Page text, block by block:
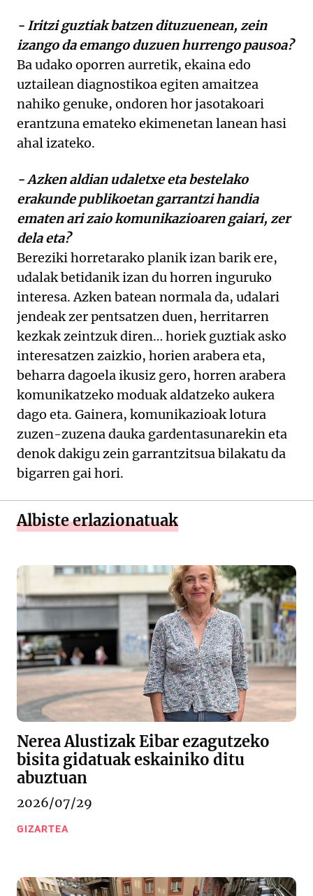
- Iritzi guztiak batzen dituzuenean, zein
izango da emango duzuen hurrengo pausoa?
Ba udako oporren aurretik, ekaina edo
uztailean diagnostikoa egiten amaitzea
nahiko genuke, ondoren hor jasotakoari
erantzuna emateko ekimenetan lanean hasi
ahal izateko.
- Azken aldian udaletxe eta bestelako
erakunde publikoetan garrantzi handia
ematen ari zaio komunikazioaren gaiari, zer
dela eta?
Bereziki horretarako planik izan barik ere,
udalak betidanik izan du horren inguruko
interesa. Azken batean normala da, udalari
jendeak zer pentsatzen duen, herritarren
kezkak zeintzuk diren… horiek guztiak asko
interesatzen zaizkio, horien arabera eta,
beharra dagoela ikusiz gero, horren arabera
komunikatzeko moduak aldatzeko aukera
dago eta. Gainera, komunikazioak lotura
zuzen-zuzena dauka gardentasunarekin eta
denok dakigu zein garrantzitsua bilakatu da
bigarren gai hori.
Albiste erlazionatuak
Nerea Alustizak Eibar ezagutzeko
bisita gidatuak eskainiko ditu
abuztuan
2026/07/29
GIZARTEA